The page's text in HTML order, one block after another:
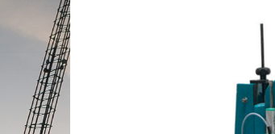
Capteurs angulaires et linéaires